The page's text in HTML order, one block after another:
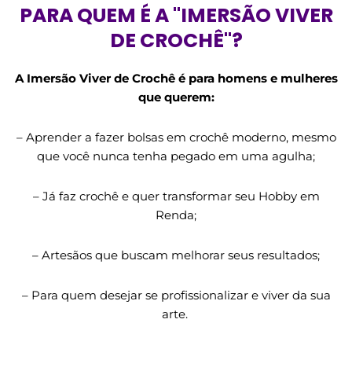
PARA QUEM É A "IMERSÃO VIVER
DE CROCHÊ"?
A Imersão Viver de Crochê é para homens e mulheres
que querem:
– Aprender a fazer bolsas em crochê moderno, mesmo
que você nunca tenha pegado em uma agulha;
– Já faz crochê e quer transformar seu Hobby em
Renda;
– Artesãos que buscam melhorar seus resultados;
– Para quem desejar se profissionalizar e viver da sua
arte.